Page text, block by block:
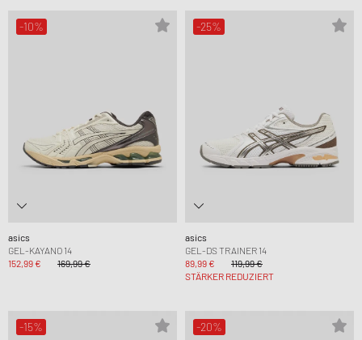
-10%
asics
GEL-KAYANO 14
152,99 €
169,99 €
-25%
asics
GEL-DS TRAINER 14
89,99 €
119,99 €
STÄRKER REDUZIERT
-15% -20%